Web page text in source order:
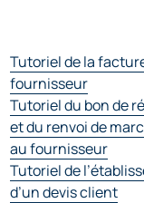
Tutoriel de la
fournisseur
Tutoriel du bon de
et du renvoi de
au fournisseur
Tutoriel de
d’un devis client